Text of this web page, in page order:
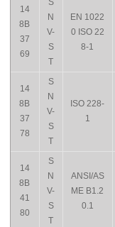
14
8B
37
69
S
N
V-
S
T
EN 1022
0 ISO 22
8-1
14
8B
37
78
S
N
V-
S
T
ISO 228-
1
14
8B
41
80
S
N
V-
S
T
ANSI/AS
ME B1.2
0.1